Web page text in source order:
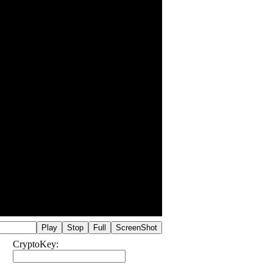
Play Stop Full ScreenShot
CryptoKey: